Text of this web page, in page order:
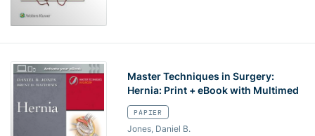
Master Techniques in Surgery:
Hernia: Print + eBook with Multimed
PAPIER
Jones, Daniel B.